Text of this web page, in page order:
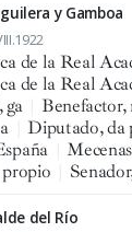
y Gamboa
de la Real
de la Real
ga
Benefactor,
Diputado, da
Mecenas
del Río